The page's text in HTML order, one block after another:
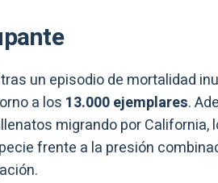
un episodio de mortalidad
a los 13.000 ejemplares.
migrando por California,
frente a la presión